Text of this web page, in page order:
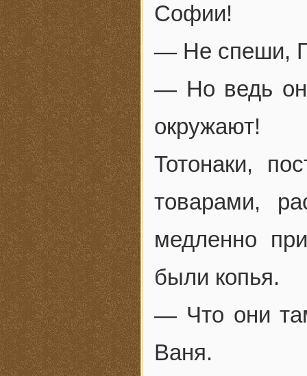
Софии!
— Не спеши,
— Но ведь
окружают!
Тотонаки,
товарами,
медленно
были копья.
— Что они
Ваня.